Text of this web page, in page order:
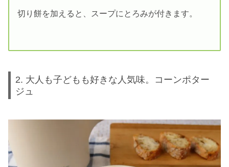
切り餅を加えると、スープにとろみが付きます。
2. 大人も子どもも好きな人気味。コーンポター
ジュ